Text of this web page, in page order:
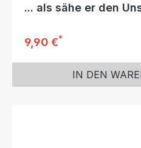
... als sähe er den
Regulärer Preis:
9,90 €*
IN DEN